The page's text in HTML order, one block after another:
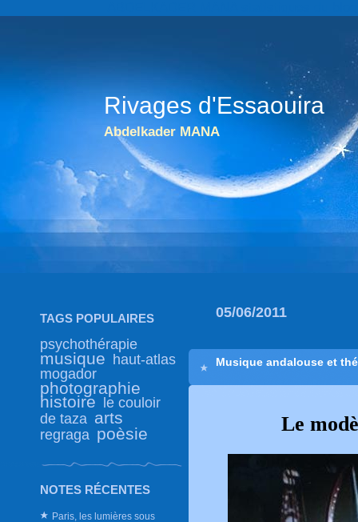
Rivages d'Essaouira
Abdelkader MANA
TAGS POPULAIRES
psychothérapie
musique haut-atlas
mogador
photographie
histoire
le couloir
de taza arts
regraga poèsie
NOTES RÉCENTES
Paris, les lumières sous
05/06/2011
Musique andalouse et
Le